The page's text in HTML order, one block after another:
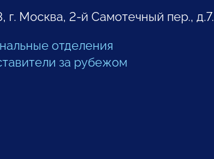
г. Москва, 2-й Самотечный пер., д.7.
отделения
за рубежом